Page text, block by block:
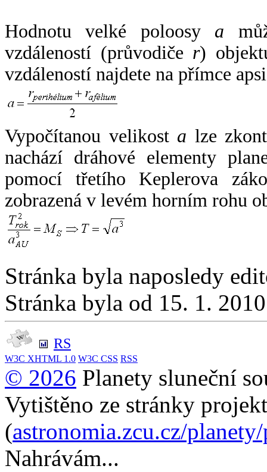
Hodnotu velké poloosy a
vzdáleností (průvodiče r)
vzdáleností najdete na přímce
Vypočítanou velikost a lze
nachází dráhové elementy
pomocí třetího Keplerova
zobrazená v levém horním rohu
Stránka byla naposledy
Stránka byla od 15. 1.
RS
W3C XHTML 1.0 W3C CSS RSS
© 2026 Planety sluneční
Vytištěno ze stránky
(astronomia.zcu.cz/
Nahrávám...